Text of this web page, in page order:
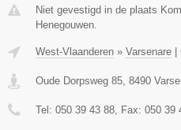
Niet gevestigd in de plaats
Henegouwen.
West-Vlaanderen » Varsenare
Oude Dorpsweg 85 8490
Tel: 050 39 43 88 , Fax: 050 39